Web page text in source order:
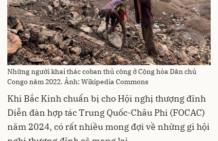
Những người khai thác coban thủ công ở Cộng hòa Dân chủ
Congo năm 2022. Ảnh: Wikipedia Commons
Khi Bắc Kinh chuẩn bị cho Hội nghị thượng đỉnh
Diễn đàn hợp tác Trung Quốc-Châu Phi (FOCAC)
năm 2024, có rất nhiều mong đợi về những gì hội